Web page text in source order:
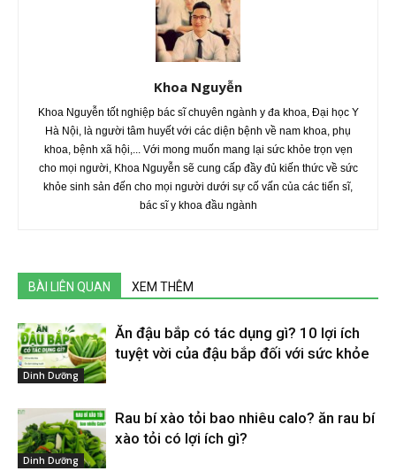
Khoa Nguyễn
Khoa Nguyễn tốt nghiệp bác sĩ chuyên ngành y đa khoa, Đại học Y
Hà Nội, là người tâm huyết với các diện bệnh về nam khoa, phụ
khoa, bệnh xã hội,... Với mong muốn mang lại sức khỏe trọn vẹn
cho mọi người, Khoa Nguyễn sẽ cung cấp đầy đủ kiến thức về sức
khỏe sinh sản đến cho mọi người dưới sự cố vấn của các tiến sĩ,
bác sĩ y khoa đầu ngành
BÀI LIÊN QUAN XEM THÊM
Dinh Dưỡng
Ăn đậu bắp có tác dụng gì? 10 lợi ích
tuyệt vời của đậu bắp đối với sức khỏe
Dinh Dưỡng
Rau bí xào tỏi bao nhiêu calo? ăn rau bí
xào tỏi có lợi ích gì?